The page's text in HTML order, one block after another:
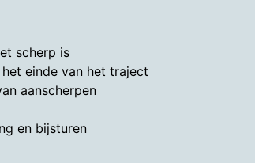
scherp is
einde van het traject
aanscherpen
en bijsturen